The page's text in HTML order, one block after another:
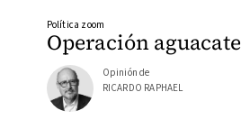
Operación aguacate
Política zoom
Opinión de
RICARDO RAPHAEL